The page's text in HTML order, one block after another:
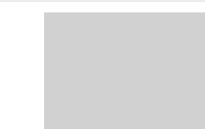
PRO TURISTY